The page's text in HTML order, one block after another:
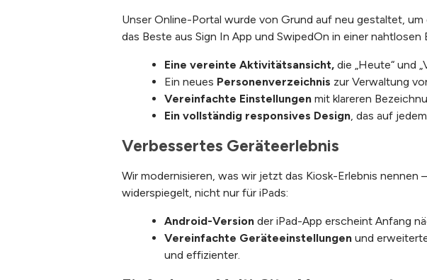
Unser Online-Portal wurde von Grund auf neu gestaltet,
das Beste aus Sign In App und SwipedOn in einer
Eine vereinte Aktivitätsansicht, die „Heute“ und
Ein neues Personenverzeichnis zur Verwaltung
Vereinfachte Einstellungen mit klareren
Ein vollständig responsives Design, das auf
Verbessertes Geräteerlebnis
Wir modernisieren, was wir jetzt das Kiosk-Erlebnis
widerspiegelt, nicht nur für iPads:
Android-Version der iPad-App erscheint Anfang
Vereinfachte Geräteeinstellungen und
und effizienter.